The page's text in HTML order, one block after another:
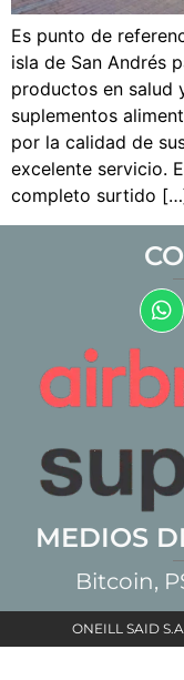
Es punto de
isla de San Andrés
productos en salud
suplementos
por la calidad de
excelente servicio.
completo surtido
MEDIOS
Bitcoin,
ONEILL SAID